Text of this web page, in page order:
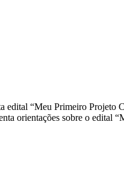
orientações sobre o